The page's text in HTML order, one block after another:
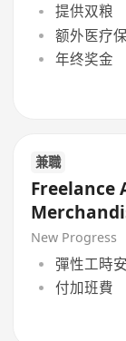
提供双粮
额外医疗
年终奖金
兼職
Freelance
New Progress
彈性工時
付加班費